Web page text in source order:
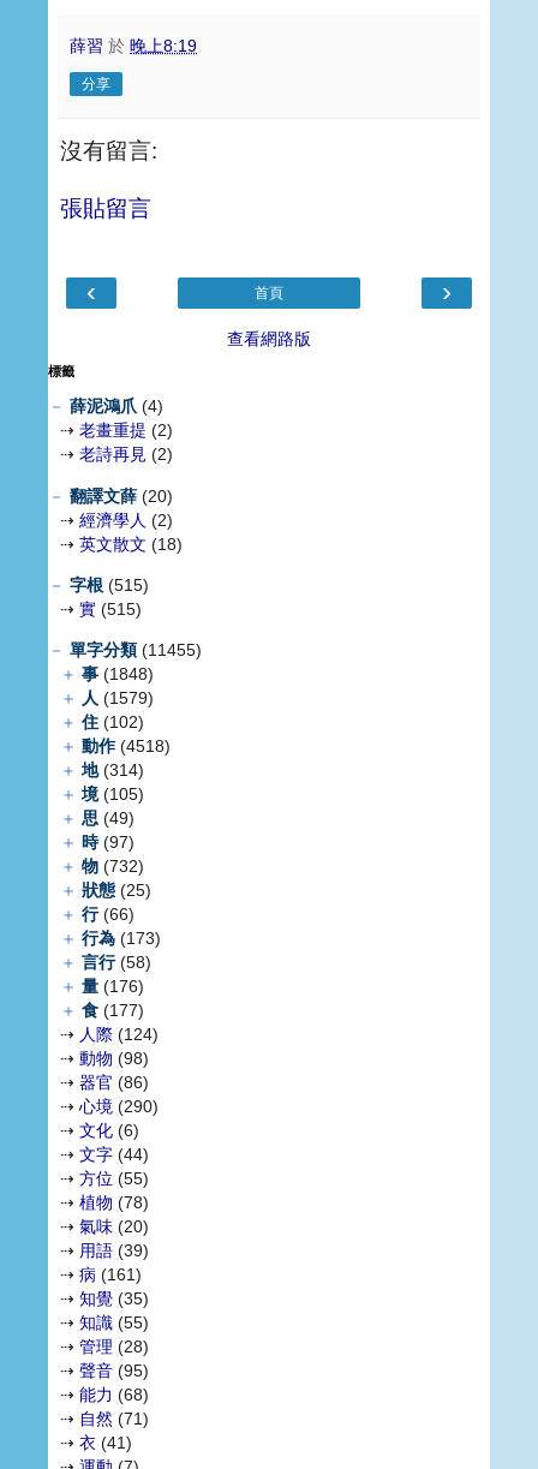
薛習 於 晚上8:19
分享
沒有留言:
張貼留言
‹ ›
首頁
查看網路版
標籤
－ 薛泥鴻爪 (4)
⇢ 老畫重提 (2)
⇢ 老詩再見 (2)
－ 翻譯文薛 (20)
⇢ 經濟學人 (2)
⇢ 英文散文 (18)
－ 字根 (515)
⇢ 實 (515)
－ 單字分類(11455)
＋ 事 (1848)
＋ 人 (1579)
＋ 住 (102)
＋ 動作(4518)
＋ 地(314)
＋ 境(105)
＋ 思 (49)
＋ 時(97)
＋ 物 (732)
＋ 狀態 (25)
＋ 行(66)
＋ 行為 (173)
＋ 言行(58)
＋ 量 (176)
＋ 食 (177)
⇢ 人際 (124)
⇢ 動物 (98)
⇢ 器官 (86)
⇢ 心境 (290)
⇢ 文化 (6)
⇢ 文字 (44)
⇢ 方位 (55)
⇢ 植物 (78)
⇢ 氣味 (20)
⇢ 用語 (39)
⇢ 病 (161)
⇢ 知覺 (35)
⇢ 知識 (55)
⇢ 管理 (28)
⇢ 聲音 (95)
⇢ 能力 (68)
⇢ 自然 (71)
⇢ 衣 (41)